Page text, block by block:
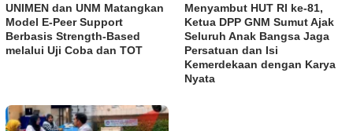
UNIMEN dan UNM Matangkan
Model E-Peer Support
Berbasis Strength-Based
melalui Uji Coba dan TOT
Menyambut HUT RI ke-81,
Ketua DPP GNM Sumut Ajak
Seluruh Anak Bangsa Jaga
Persatuan dan Isi
Kemerdekaan dengan Karya
Nyata